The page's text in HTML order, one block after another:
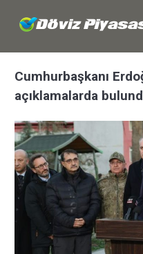
Cumhurbaşkanı
açıklamalarda